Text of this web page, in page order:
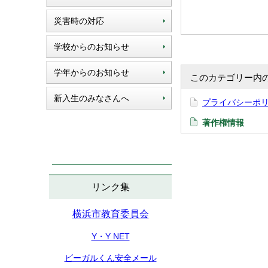
災害時の対応
学校からのお知らせ
学年からのお知らせ
新入生のみなさんへ
リンク集
横浜市教育委員会
Y・Y NET
ビーガルくん安全メール
このカテゴリー内
プライバシーポ
著作権情報